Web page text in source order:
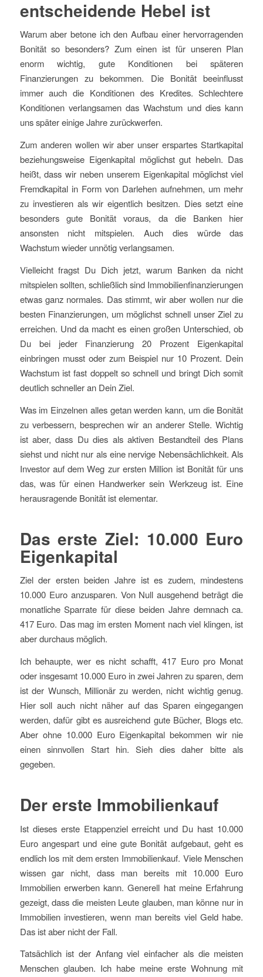
entscheidende Hebel ist
Warum aber betone ich den Aufbau einer hervorragenden
Bonität so besonders? Zum einen ist für unseren Plan
enorm wichtig, gute Konditionen bei späteren
Finanzierungen zu bekommen. Die Bonität beeinflusst
immer auch die Konditionen des Kredites. Schlechtere
Konditionen verlangsamen das Wachstum und dies kann
uns später einige Jahre zurückwerfen.
Zum anderen wollen wir aber unser erspartes Startkapital
beziehungsweise Eigenkapital möglichst gut hebeln. Das
heißt, dass wir neben unserem Eigenkapital möglichst viel
Fremdkapital in Form von Darlehen aufnehmen, um mehr
zu investieren als wir eigentlich besitzen. Dies setzt eine
besonders gute Bonität voraus, da die Banken hier
ansonsten nicht mitspielen. Auch dies würde das
Wachstum wieder unnötig verlangsamen.
Vielleicht fragst Du Dich jetzt, warum Banken da nicht
mitspielen sollten, schließlich sind Immobilienfinanzierungen
etwas ganz normales. Das stimmt, wir aber wollen nur die
besten Finanzierungen, um möglichst schnell unser Ziel zu
erreichen. Und da macht es einen großen Unterschied, ob
Du bei jeder Finanzierung 20 Prozent Eigenkapital
einbringen musst oder zum Beispiel nur 10 Prozent. Dein
Wachstum ist fast doppelt so schnell und bringt Dich somit
deutlich schneller an Dein Ziel.
Was im Einzelnen alles getan werden kann, um die Bonität
zu verbessern, besprechen wir an anderer Stelle. Wichtig
ist aber, dass Du dies als aktiven Bestandteil des Plans
siehst und nicht nur als eine nervige Nebensächlichkeit. Als
Investor auf dem Weg zur ersten Million ist Bonität für uns
das, was für einen Handwerker sein Werkzeug ist. Eine
herausragende Bonität ist elementar.
Das erste Ziel: 10.000 Euro
Eigenkapital
Ziel der ersten beiden Jahre ist es zudem, mindestens
10.000 Euro anzusparen. Von Null ausgehend beträgt die
monatliche Sparrate für diese beiden Jahre demnach ca.
417 Euro. Das mag im ersten Moment nach viel klingen, ist
aber durchaus möglich.
Ich behaupte, wer es nicht schafft, 417 Euro pro Monat
oder insgesamt 10.000 Euro in zwei Jahren zu sparen, dem
ist der Wunsch, Millionär zu werden, nicht wichtig genug.
Hier soll auch nicht näher auf das Sparen eingegangen
werden, dafür gibt es ausreichend gute Bücher, Blogs etc.
Aber ohne 10.000 Euro Eigenkapital bekommen wir nie
einen sinnvollen Start hin. Sieh dies daher bitte als
gegeben.
Der erste Immobilienkauf
Ist dieses erste Etappenziel erreicht und Du hast 10.000
Euro angespart und eine gute Bonität aufgebaut, geht es
endlich los mit dem ersten Immobilienkauf. Viele Menschen
wissen gar nicht, dass man bereits mit 10.000 Euro
Immobilien erwerben kann. Generell hat meine Erfahrung
gezeigt, dass die meisten Leute glauben, man könne nur in
Immobilien investieren, wenn man bereits viel Geld habe.
Das ist aber nicht der Fall.
Tatsächlich ist der Anfang viel einfacher als die meisten
Menschen glauben. Ich habe meine erste Wohnung mit